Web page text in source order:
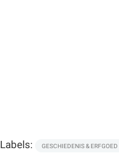
Labels: GESCHIEDENIS & ERFGOED